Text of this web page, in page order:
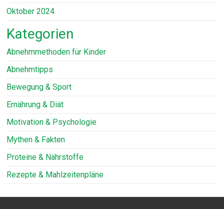
Oktober 2024
Kategorien
Abnehmmethoden für Kinder
Abnehmtipps
Bewegung & Sport
Ernährung & Diät
Motivation & Psychologie
Mythen & Fakten
Proteine & Nährstoffe
Rezepte & Mahlzeitenpläne